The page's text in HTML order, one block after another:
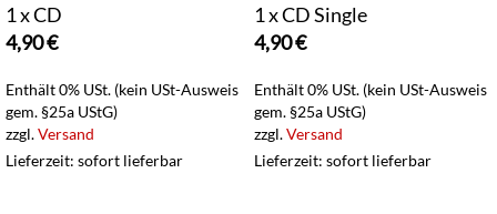
1 x CD
4,90€
Enthält 0% USt. (kein USt-Ausweis
gem. §25a UStG)
zzgl.Versand
Lieferzeit: sofort lieferbar
1 x CD Single
4,90€
Enthält 0% USt. (kein USt-Ausweis
gem. §25a UStG)
zzgl.Versand
Lieferzeit: sofort lieferbar